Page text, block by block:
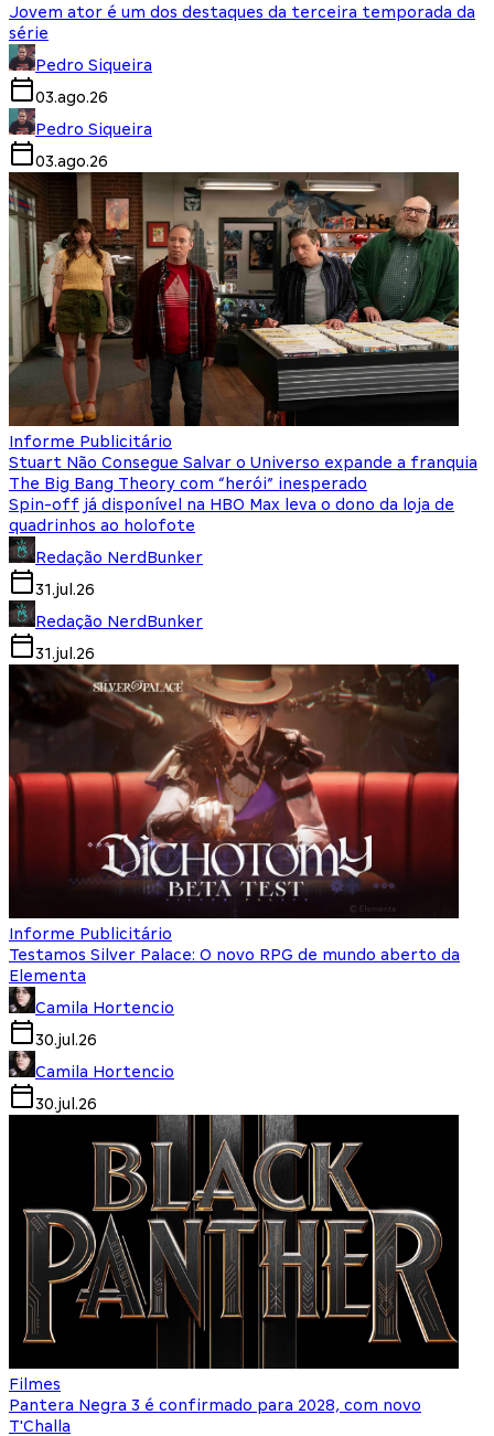
Jovem ator é um dos destaques da terceira temporada da
série
Pedro Siqueira
03.ago.26
Pedro Siqueira
03.ago.26
Informe Publicitário
Stuart Não Consegue Salvar o Universo expande a franquia
The Big Bang Theory com “herói” inesperado
Spin-off já disponível na HBO Max leva o dono da loja de
quadrinhos ao holofote
Redação NerdBunker
31.jul.26
Redação NerdBunker
31.jul.26
Informe Publicitário
Testamos Silver Palace: O novo RPG de mundo aberto da
Elementa
Camila Hortencio
30.jul.26
Camila Hortencio
30.jul.26
Filmes
Pantera Negra 3 é confirmado para 2028, com novo
T'Challa